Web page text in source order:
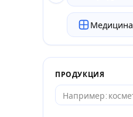
Медицина
ПРОДУКЦИЯ